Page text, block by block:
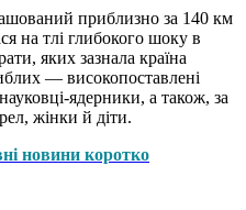
приблизно за 140 км
на тлі глибокого шоку в
яких зазнала країна
— високопоставлені
ядерники, а також, за
жінки й діти.
новини коротко